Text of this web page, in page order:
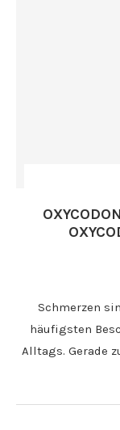
Schmerzen
häufigsten
Alltags. Gerade